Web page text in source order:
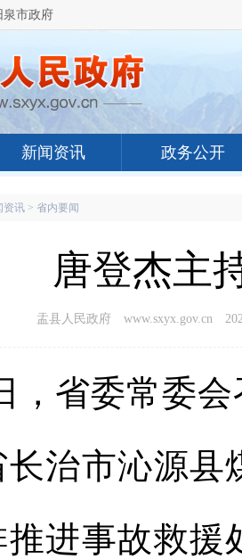
泉市政府
新闻资讯 政务公开
资讯 > 省内要闻
唐登杰主
盂县人民政府 www.sxyx.gov.cn
，省委常委
治市沁源县
进事故救援